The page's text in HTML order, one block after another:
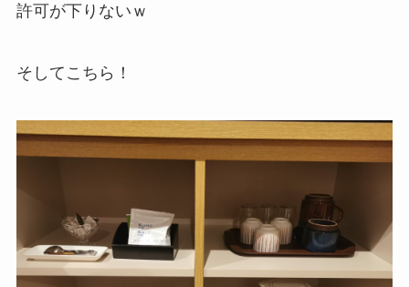
許可が下りないｗ
そしてこちら！